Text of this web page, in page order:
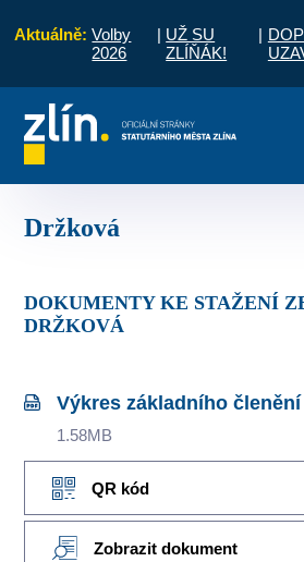
Aktuálně: Volby
2026
| UŽ SU
ZLÍŇÁK!
|
vyřídit
Držková
DOKUMENTY KE STAŽENÍ ZE SLOŽKY
DRŽKOVÁ
Výkres základního
1.58MB
QR kód
Zobrazit dokument